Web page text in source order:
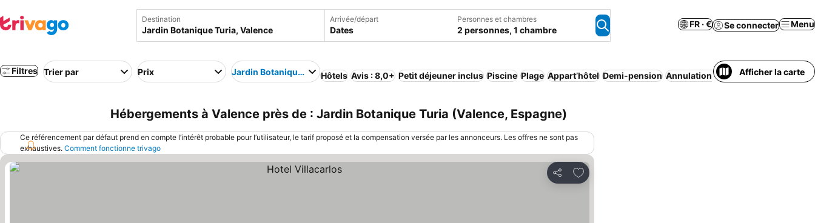
Destination Arrivée/départ
Dates
Personnes et chambres
2 personnes, 1 chambre
FR · € Se connecter Menu
Filtres Trier par Prix Jardin Botanique TuriaHôtels Avis : 8,0+ Petit déjeuner inclus Piscine Plage Appart’hôtel Demi-pension Annulation gratuite Maison/
Afficher la carte
Hébergements à Valence près de : Jardin Botanique Turia (Valence, Espagne)
Ce référencement par défaut prend en compte l’intérêt probable pour l’utilisateur, le tarif proposé et la compensation versée par les annonceurs. Les offres ne sont pas
exhaustives. Comment fonctionne trivago
Partager
Ajouter à mes favoris